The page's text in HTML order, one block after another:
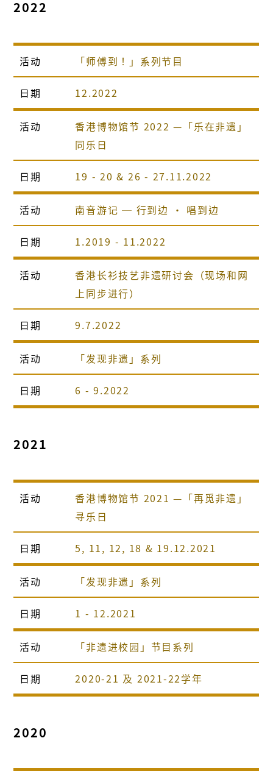
2022
活动 「师傅到！」系列节目
日期 12.2022
活动
香港博物馆节 2022 —「乐在非遗」
同乐日
日期 19 - 20 & 26 - 27.11.2022
活动 南音游记 ─ 行到边 · 唱到边
日期 1.2019 - 11.2022
活动
香港长衫技艺非遗研讨会（现场和网
上同步进行）
日期 9.7.2022
活动 「发现非遗」系列
日期 6 - 9.2022
2021
活动
香港博物馆节 2021 —「再觅非遗」
寻乐日
日期 5, 11, 12, 18 & 19.12.2021
活动 「发现非遗」系列
日期 1 - 12.2021
活动 「非遗进校园」节目系列
日期 2020-21 及 2021-22学年
2020